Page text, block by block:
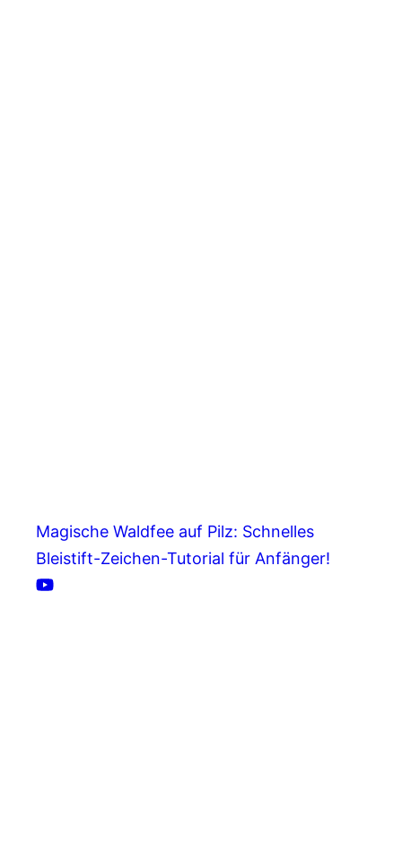
Magische Waldfee auf Pilz: Schnelles
Bleistift-Zeichen-Tutorial für Anfänger!